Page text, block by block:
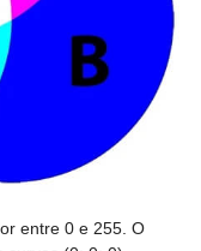
entre 0 e 255. O